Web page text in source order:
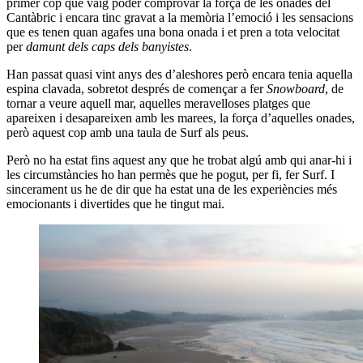
Cantàbric i encara tinc gravat a la memòria l’emoció i les sensacions
que es tenen quan agafes una bona onada i et pren a tota velocitat
perdamunt dels caps dels banyistes.
Han passat quasi vint anys des d’aleshores però encara tenia aquella
espina clavada, sobretot després de començar a ferSnowboard, de
tornar a veure aquell mar, aquelles meravelloses platges que
apareixen i desapareixen amb les marees, la força d’aquelles onades,
però aquest cop amb una taula de Surf als peus.
Però no ha estat fins aquest any que he trobat algú amb qui anar-hi i
les circumstàncies ho han permès que he pogut, per fi, fer Surf. I
sincerament us he de dir que ha estat una de les experiències més
emocionants i divertides que he tingut mai.